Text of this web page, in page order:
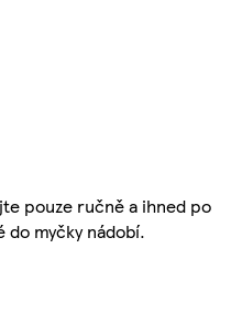
pouze ručně a ihned po
do myčky nádobí.